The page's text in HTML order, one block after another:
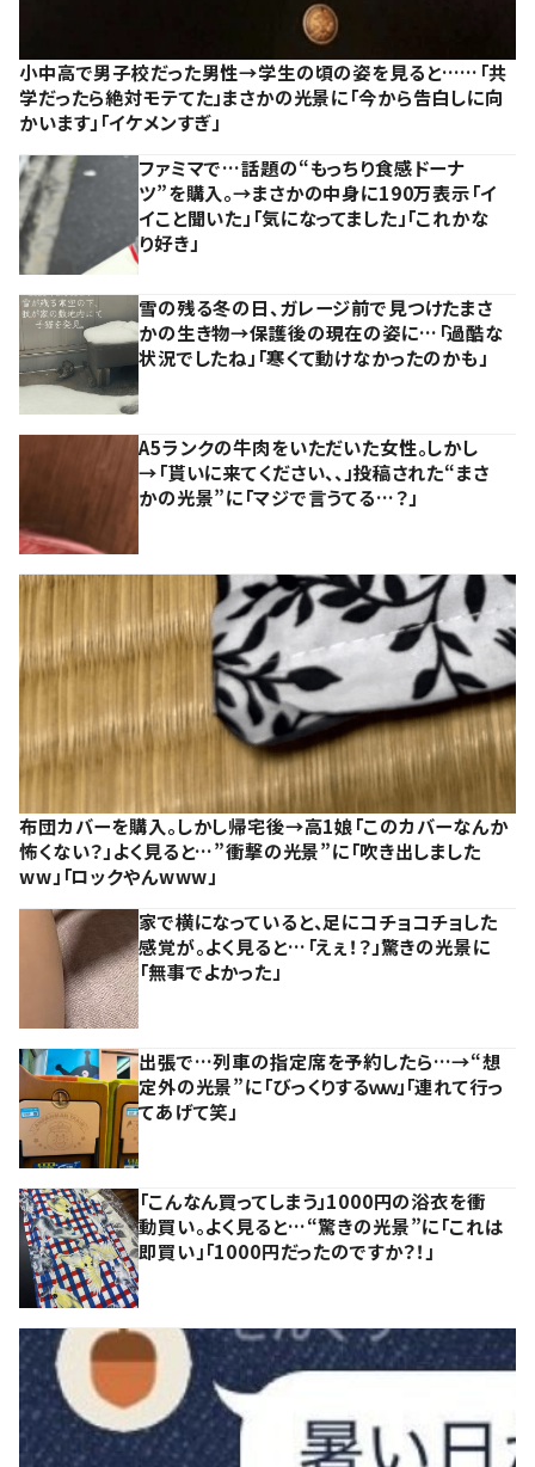
小中高で男子校だった男性→学生の頃の姿を見ると……「共
学だったら絶対モテてた」まさかの光景に「今から告白しに向
かいます」「イケメンすぎ」
ファミマで…話題の“もっちり食感ドーナ
ツ”を購入。→まさかの中身に190万表示「イ
イこと聞いた」「気になってました」「これかな
り好き」
雪の残る冬の日、ガレージ前で見つけたまさ
かの生き物→保護後の現在の姿に…「過酷な
状況でしたね」「寒くて動けなかったのかも」
A5ランクの牛肉をいただいた女性。しかし
→「貰いに来てください、、」投稿された“まさ
かの光景”に「マジで言うてる…？」
布団カバーを購入。しかし帰宅後→高1娘「このカバーなんか
怖くない？」よく見ると…”衝撃の光景”に「吹き出しました
ww」「ロックやんwww」
家で横になっていると、足にコチョコチョした
感覚が。よく見ると…「えぇ！？」驚きの光景に
「無事でよかった」
出張で…列車の指定席を予約したら…→“想
定外の光景”に「びっくりするｗｗ」「連れて行っ
てあげて笑」
「こんなん買ってしまう」1000円の浴衣を衝
動買い。よく見ると…“驚きの光景”に「これは
即買い」「1000円だったのですか？！」